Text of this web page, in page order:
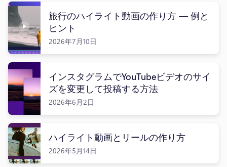
旅行のハイライト動画の作り方 — 例と
ヒント
2026年7月10日
インスタグラムでYouTubeビデオのサイ
ズを変更して投稿する方法
2026年6月2日
ハイライト動画とリールの作り方
2026年5月14日